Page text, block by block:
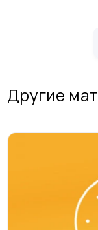
Другие